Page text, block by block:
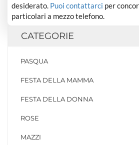
desiderato. Puoi contattarci per
particolari a mezzo telefono.
CATEGORIE
PASQUA
FESTA DELLA MAMMA
FESTA DELLA DONNA
ROSE
MAZZI